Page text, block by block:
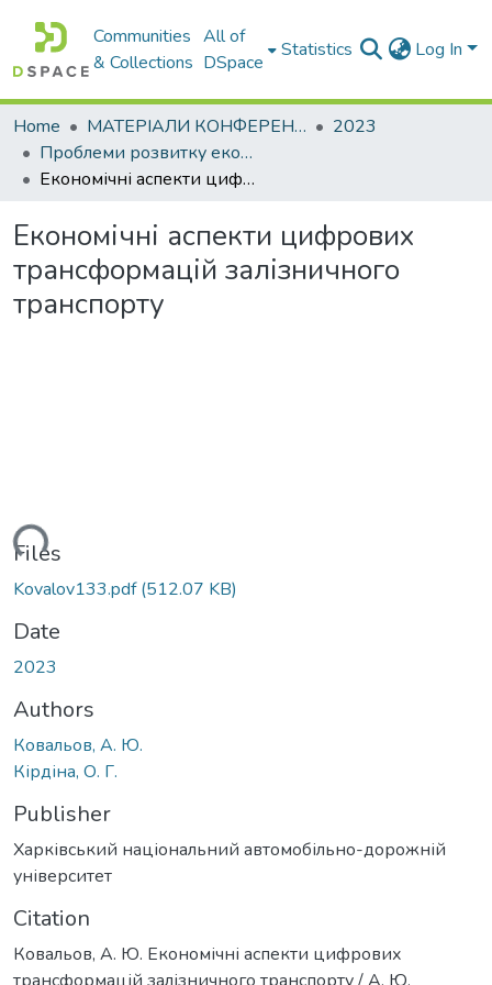
Communities
& Collections
All of
DSpace
Statistics Log In
Home МАТЕРІАЛИ КОНФЕРЕНЦІЙ
2023
Проблеми розвитку економіки підприємства: погляд молоді
Економічні аспекти цифрових трансформацій залізничного транспорту
Економічні аспекти цифрових
трансформацій залізничного
транспорту
Files
Kovalov133.pdf(512.07 KB)
Date
2023
Authors
Ковальов, А. Ю.
Кірдіна, О. Г.
Publisher
Харківський національний автомобільно-дорожній
університет
Citation
Ковальов, А. Ю. Економічні аспекти цифрових